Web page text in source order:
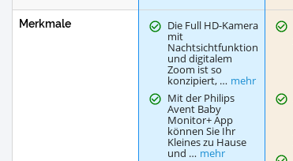
Merkmale Die Full HD-Kamera
mit
Nachtsichtfunktion
und digitalem
Zoom ist so
konzipiert, … mehr
Mit der Philips
Avent Baby
Monitor+ App
können Sie Ihr
Kleines zu Hause
und … mehr